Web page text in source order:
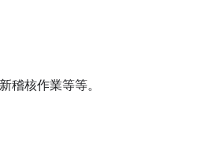
稽核作業等等。